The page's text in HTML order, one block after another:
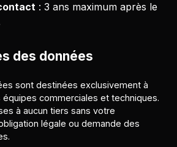
: 3 ans maximum après le
des données
sont destinées exclusivement à
équipes commerciales et techniques.
à aucun tiers sans votre
légale ou demande des